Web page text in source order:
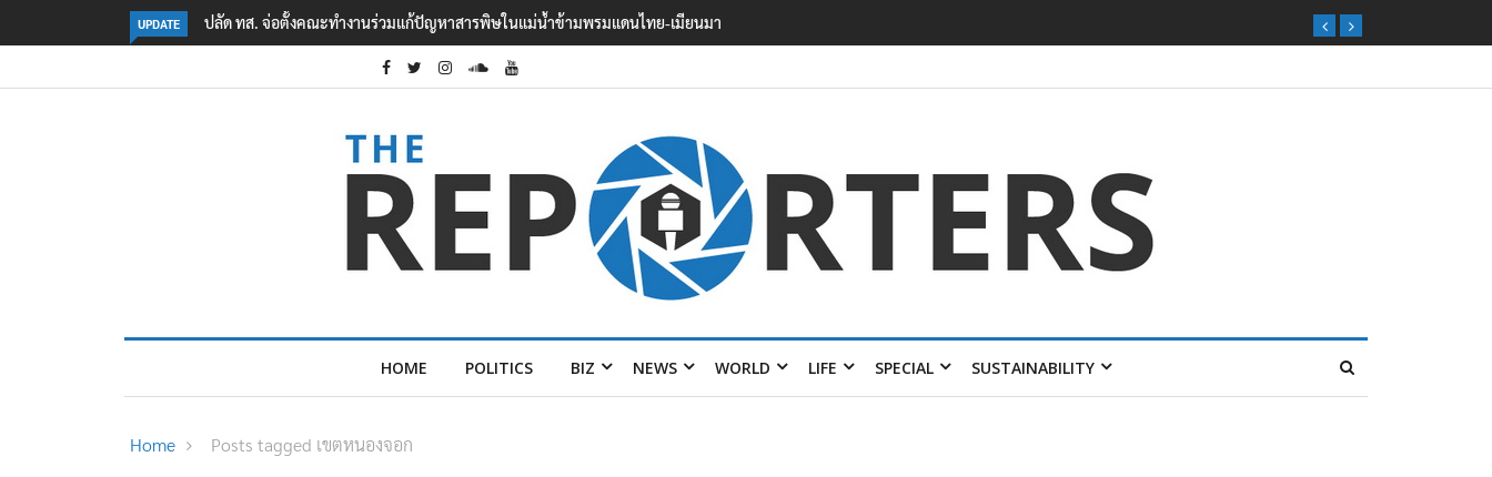
UPDATE
าสารพิษในแม่น้ำข้ามพรมแดนไทย-เมียนมาคืบหน้าเหตุกราดยิงโรงเรียนเทพศิรินทร์ นนทบุรี บาดเจ็บอย่างน้อย 15 เสียชีวิตแล้ว
5
HOME POLITICS BIZ NEWS WORLD LIFE SPECIAL SUSTAINABILITY
Home Posts tagged เขตหนองจอก